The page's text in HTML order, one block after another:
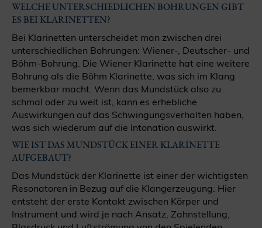
WELCHE UNTERSCHIEDLICHEN BOHRUNGEN GIBT
ES BEI KLARINETTEN?
Bei Klarinetten unterscheidet man zwischen drei
unterschiedlichen Bohrungen: Wiener-, Deutscher- und
Böhm-Bohrung. Die Wiener Klarinette hat eine weitere
Bohrung als die Böhm Klarinette, was sich im Klang
bemerkbar macht. Wenn das Mundstück also zu
schmal oder zu weit ist, kann es erhebliche
Auswirkungen auf das Schwingungsverhalten haben,
was sich wiederum auf die Intonation auswirkt.
WIE IST DAS MUNDSTÜCK EINER KLARINETTE
AUFGEBAUT?
Das Mundstück der Klarinette ist einer der wichtigsten
Resonatoren in Bezug auf die Klangerzeugung. Hier
entsteht der erste Kontakt zwischen Körper und
Instrument und wird je nach Ansatz, Zahnstellung,